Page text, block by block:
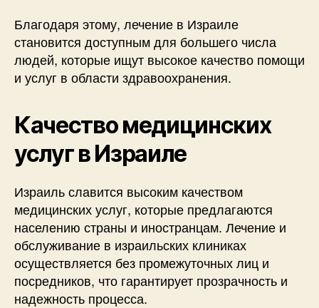
Благодаря этому, лечение в Израиле
становится доступным для большего числа
людей, которые ищут высокое качество помощи
и услуг в области здравоохранения.
Качество медицинских
услуг в Израиле
Израиль славится высоким качеством
медицинских услуг, которые предлагаются
населению страны и иностранцам. Лечение и
обслуживание в израильских клиниках
осуществляется без промежуточных лиц и
посредников, что гарантирует прозрачность и
надежность процесса.